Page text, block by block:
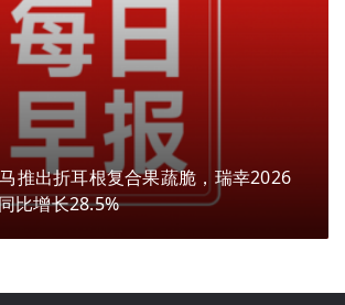
推出折耳根复合果蔬脆，瑞幸2026
比增长28.5%